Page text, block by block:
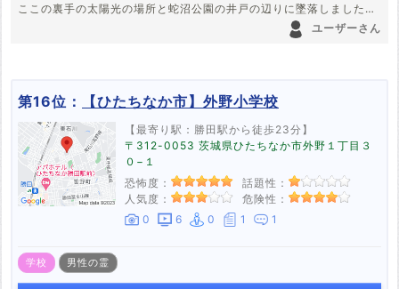
ここの裏手の太陽光の場所と蛇沼公園の井戸の辺りに墜落しました。
ユーザーさん
第16位： 【ひたちなか市】外野小学校
【最寄り駅：勝田駅から徒歩23分】
〒312-0053 茨城県ひたちなか市外野１丁目３
０−１
恐怖度：
話題性：
人気度：
危険性：
0
6 0 1 1
学校 男性の霊